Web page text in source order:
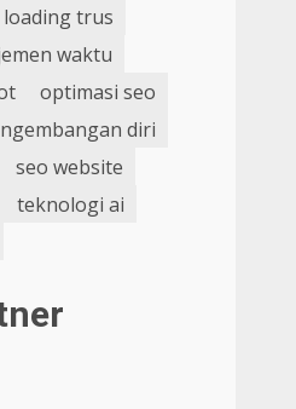
trus
waktu
optimasi seo
diri
seo website
teknologi ai